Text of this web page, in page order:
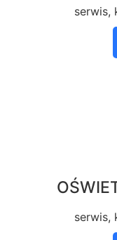
serwis,
serwis,